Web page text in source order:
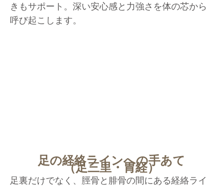
きもサポート。深い安心感と力強さを体の芯から
呼び起こします。
足の経絡ラインへの手あて
（足三里・胃経）
足裏だけでなく、脛骨と腓骨の間にある経絡ライ